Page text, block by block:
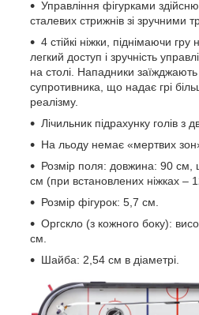
Управління фігурками
сталевих стрижнів зі зручними
4 стійкі ніжки, піднімаючи
легкий доступ і зручність
на столі. Нападники
супротивника, що надає грі
реалізму.
Лічильник підрахунку голів з
На льоду немає «мертвих
Розмір поля: довжина: 90 см,
см (при встановлених ніжках –
Розмір фігурок: 5,7 см.
Оргскло (з кожного боку):
см.
Шайба: 2,54 см в діаметрі.